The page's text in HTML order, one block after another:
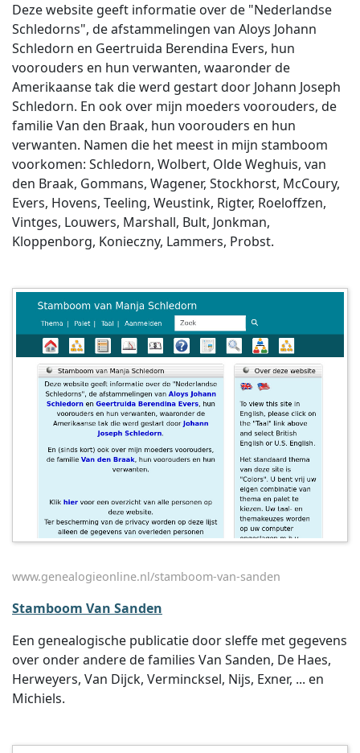
Deze website geeft informatie over de "Nederlandse
Schledorns", de afstammelingen van Aloys Johann
Schledorn en Geertruida Berendina Evers, hun
voorouders en hun verwanten, waaronder de
Amerikaanse tak die werd gestart door Johann Joseph
Schledorn. En ook over mijn moeders voorouders, de
familie Van den Braak, hun voorouders en hun
verwanten. Namen die het meest in mijn stamboom
voorkomen: Schledorn, Wolbert, Olde Weghuis, van
den Braak, Gommans, Wagener, Stockhorst, McCoury,
Evers, Hovens, Teeling, Weustink, Rigter, Roeloffzen,
Vintges, Louwers, Marshall, Bult, Jonkman,
Kloppenborg, Konieczny, Lammers, Probst.
www.genealogieonline.nl/stamboom-van-sanden
Stamboom Van Sanden
Een genealogische publicatie door sleffe met gegevens
over onder andere de families Van Sanden, De Haes,
Herweyers, Van Dijck, Vermincksel, Nijs, Exner, ... en
Michiels.